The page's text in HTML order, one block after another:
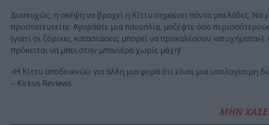
Δυστυχώς, η σκέψη να βραχεί η Κίττυ σημαίνει πάντα μπελάδες. Να
προστατευτείτε: Αγοράστε μια πανοπλία, μαζέψτε όσο
(γιατί οι ζόρικες καταστάσεις μπορεί να προκαλέσουν «ατυχήματα»).
πρόκειται να μπει στην μπανιέρα χωρίς μάχη!
«Η Κίττυ αποδεικνύει για άλλη μια φορά ότι είναι μια υπολογίσιμη
– Kirkus Reviews
ΜΗΝ